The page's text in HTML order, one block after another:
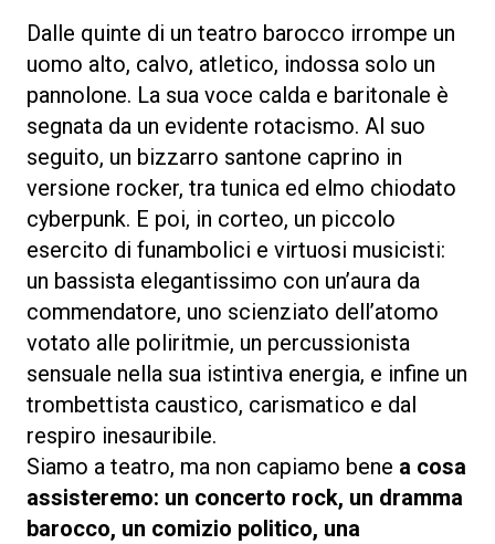
Dalle quinte di un teatro barocco irrompe un
uomo alto, calvo, atletico, indossa solo un
pannolone. La sua voce calda e baritonale è
segnata da un evidente rotacismo. Al suo
seguito, un bizzarro santone caprino in
versione rocker, tra tunica ed elmo chiodato
cyberpunk. E poi, in corteo, un piccolo
esercito di funambolici e virtuosi musicisti:
un bassista elegantissimo con un’aura da
commendatore, uno scienziato dell’atomo
votato alle poliritmie, un percussionista
sensuale nella sua istintiva energia, e infine un
trombettista caustico, carismatico e dal
respiro inesauribile.
Siamo a teatro, ma non capiamo bene a cosa
assisteremo: un concerto rock, un dramma
barocco, un comizio politico, una